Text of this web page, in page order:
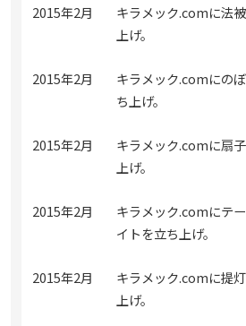
2015年2月
キラメック.comに法
上げ。
2015年2月
キラメック.comにの
ち上げ。
2015年2月
キラメック.comに扇
上げ。
2015年2月
キラメック.comにテ
イトを立ち上げ。
2015年2月
キラメック.comに提
上げ。